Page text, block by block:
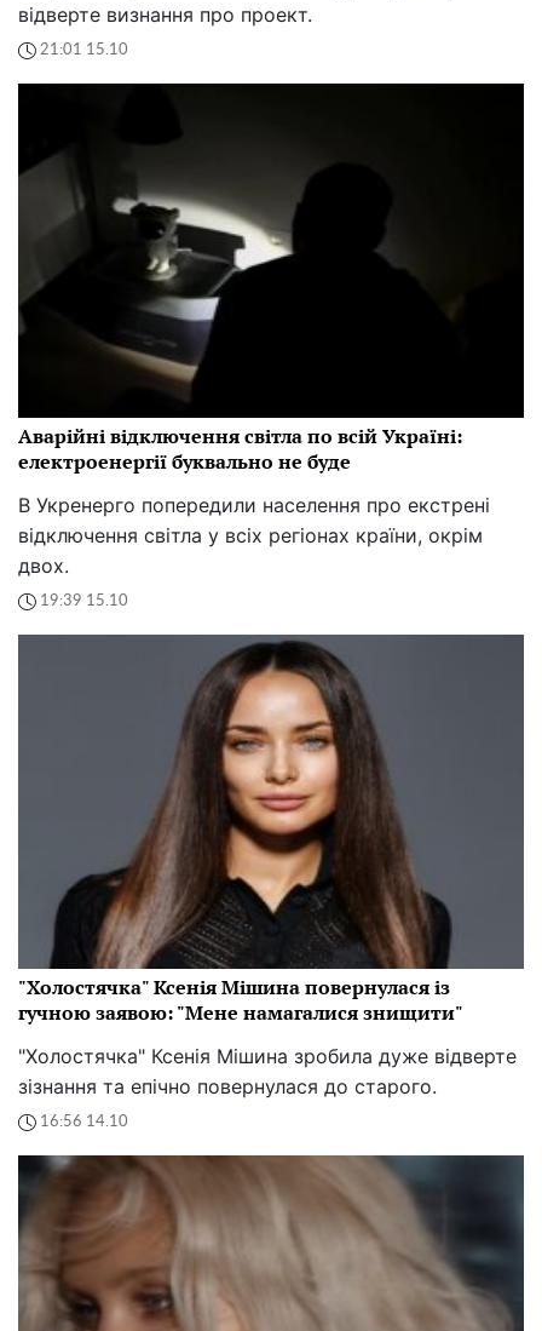
відверте визнання про проект.
21:01 15.10
Аварійні відключення світла по всій Україні:
електроенергії буквально не буде
В Укренерго попередили населення про екстрені
відключення світла у всіх регіонах країни, окрім
двох.
19:39 15.10
"Холостячка" Ксенія Мішина повернулася із
гучною заявою: "Мене намагалися знищити"
"Холостячка" Ксенія Мішина зробила дуже відверте
зізнання та епічно повернулася до старого.
16:56 14.10